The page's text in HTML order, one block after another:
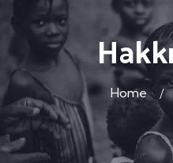
Home